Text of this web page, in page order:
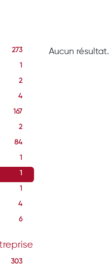
273
1
2
4
167
2
84
1
1
1
4
6
303
Aucun résultat.